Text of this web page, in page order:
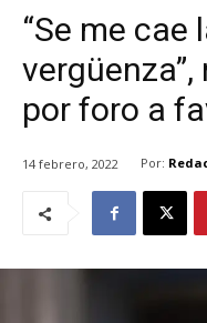
“Se me cae
por foro a
14 febrero, 2022 Por: